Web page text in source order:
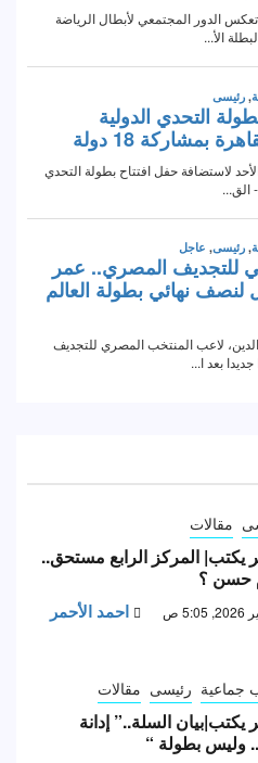
مقالات
يكتب| المركز الرابع مستحق..
حسن ؟
احمد الأحمر
جماعية رئيسى مقالات
يكتب|بيان السلة..” إدانة
وليس بطولة “